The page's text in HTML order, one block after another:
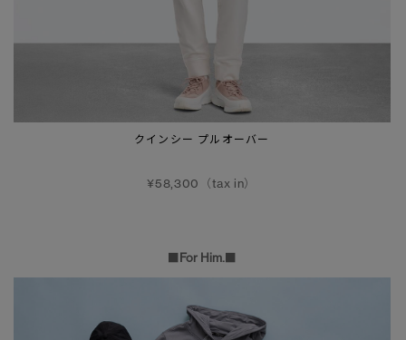
クインシー プルオーバー
¥58,300（tax in）
■For Him.■